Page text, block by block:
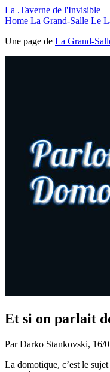
Panneau de gestion des
La .Taverne de l'Invisible
Home La Grand-Salle Le
Une page de La Grand-
Et si on parlait
Par Darko Stankovski, 16/
La domotique, c’est le